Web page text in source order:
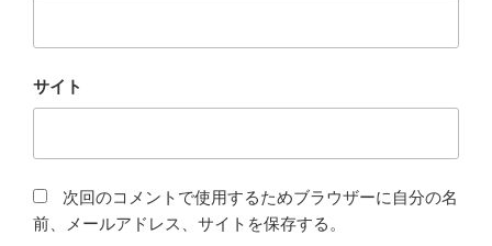
サイト
次回のコメントで使用するためブラウザーに自分の名
前、メールアドレス、サイトを保存する。